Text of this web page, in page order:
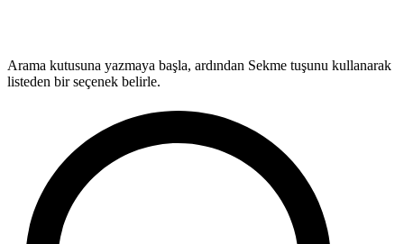
Arama kutusuna yazmaya başla, ardından Sekme tuşunu kullanarak
listeden bir seçenek belirle.